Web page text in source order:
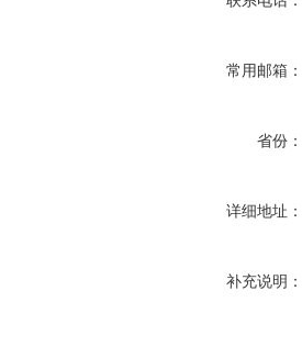
常用邮箱：
省份：
详细地址：
补充说明：